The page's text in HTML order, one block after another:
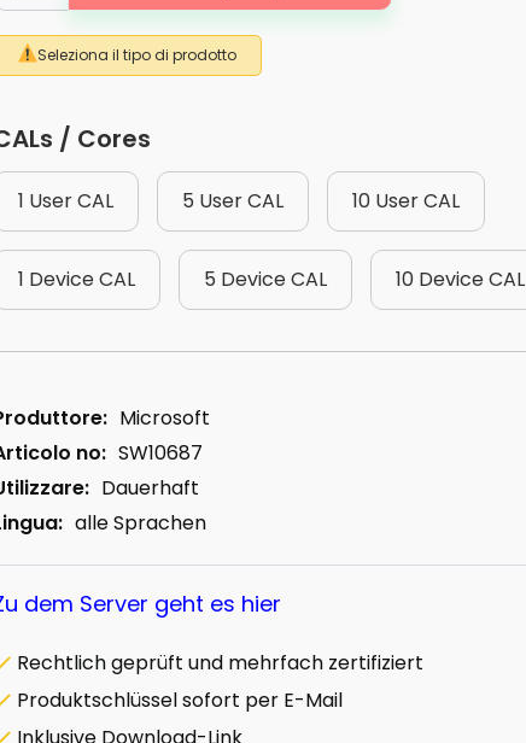
Seleziona il tipo di prodotto
/ Cores
1 User CAL 5 User CAL 10 User CAL
1 Device CAL 5 Device CAL 10 Device CAL
Microsoft
no: SW10687
Dauerhaft
alle Sprachen
dem Server geht es hier
Rechtlich geprüft und mehrfach zertifiziert
Produktschlüssel sofort per E-Mail
Inklusive Download-Link